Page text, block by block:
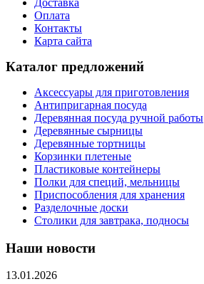
Доставка
Оплата
Контакты
Карта сайта
Каталог предложений
Аксессуары для приготовления
Антипригарная посуда
Деревянная посуда ручной работы
Деревянные сырницы
Деревянные тортницы
Корзинки плетеные
Пластиковые контейнеры
Полки для специй, мельницы
Приспособления для хранения
Разделочные доски
Столики для завтрака, подносы
Наши новости
13.01.2026